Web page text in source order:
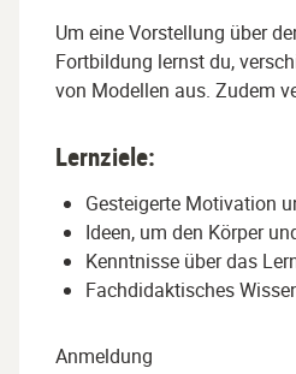
Um eine Vorstellung über
Fortbildung lernst du,
von Modellen aus. Zudem
Lernziele:
Gesteigerte Motivation
Ideen, um den Körper
Kenntnisse über das
Fachdidaktisches
Anmeldung